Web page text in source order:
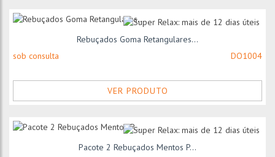
Rebuçados Goma Retangulares...
sob consulta
DO1004
VER PRODUTO
Pacote 2 Rebuçados Mentos P...